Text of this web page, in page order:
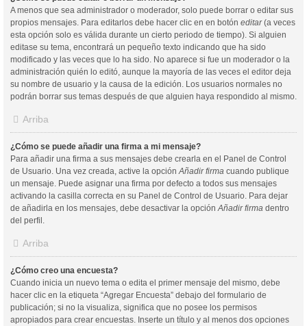
A menos que sea administrador o moderador, solo puede borrar o editar sus
propios mensajes. Para editarlos debe hacer clic en en botón editar(a veces
esta opción solo es válida durante un cierto periodo de tiempo). Si alguien
editase su tema, encontrará un pequeño texto indicando que ha sido
modificado y las veces que lo ha sido. No aparece si fue un moderador o la
administración quién lo editó, aunque la mayoría de las veces el editor deja
su nombre de usuario y la causa de la edición. Los usuarios normales no
podrán borrar sus temas después de que alguien haya respondido al mismo.
Arriba
¿Cómo se puede añadir una firma a mi mensaje?
Para añadir una firma a sus mensajes debe crearla en el Panel de Control
de Usuario. Una vez creada, active la opciónAñadir firma cuando publique
un mensaje. Puede asignar una firma por defecto a todos sus mensajes
activando la casilla correcta en su Panel de Control de Usuario. Para dejar
de añadirla en los mensajes, debe desactivar la opciónAñadir firma dentro
del perfil.
Arriba
¿Cómo creo una encuesta?
Cuando inicia un nuevo tema o edita el primer mensaje del mismo, debe
hacer clic en la etiqueta “Agregar Encuesta” debajo del formulario de
publicación; si no la visualiza, significa que no posee los permisos
apropiados para crear encuestas. Inserte un título y al menos dos opciones